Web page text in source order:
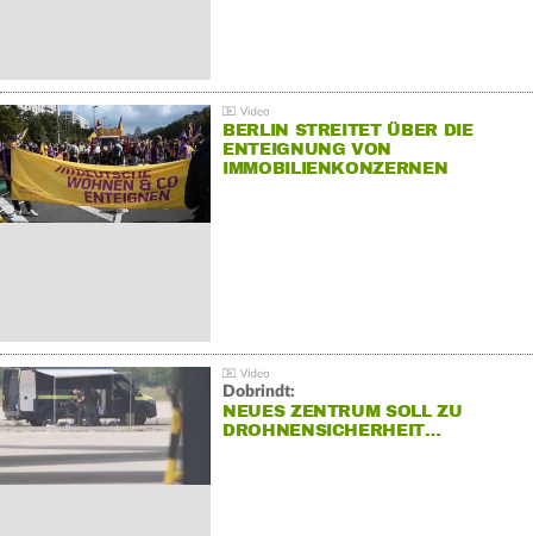
BERLIN STREITET ÜBER DIE
ENTEIGNUNG VON
IMMOBILIENKONZERNEN
Dobrindt:
NEUES ZENTRUM SOLL ZU
DROHNENSICHERHEIT…